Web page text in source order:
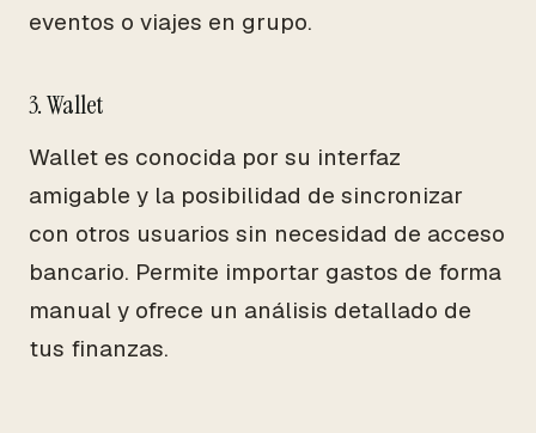
eventos o viajes en grupo.
3. Wallet
Wallet es conocida por su interfaz
amigable y la posibilidad de sincronizar
con otros usuarios sin necesidad de acceso
bancario. Permite importar gastos de forma
manual y ofrece un análisis detallado de
tus finanzas.